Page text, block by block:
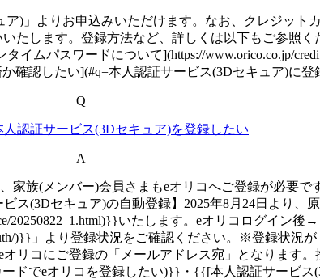
」よりお申込みいただけます。なお、クレジット
たします。登録方法など、詳しくは以下もご参照
イムパスワードについて](https://www.orico.co.jp/
確認したい](#q=本人認証サービス(3Dセキュア)に
Q
認証サービス(3Dセキュア)を登録したい
A
族(メンバー)会員さまもeオリコへご登録が必要
ス(3Dセキュア)の自動登録】2025年8月24日より、
20250822_1.html)}}いたします。eオリコログイン
auth/)}}」より登録状況をご確認ください。※登録状
リコにご登録の「メールアドレス宛」となります
ドでeオリコを登録したい)}}・{{[本人認証サービス